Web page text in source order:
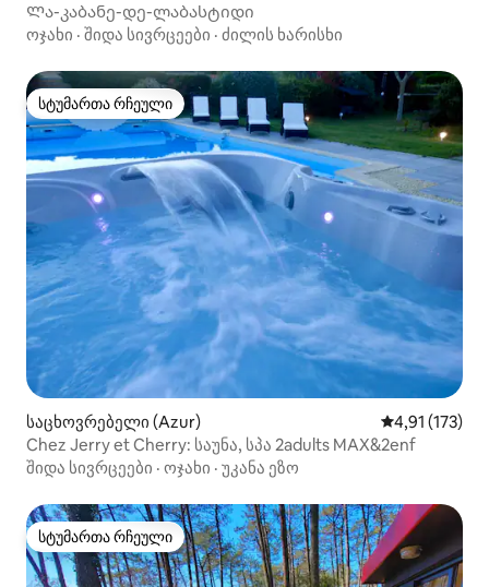
Ლა-კაბანე-დე-ლაბასტიდი
ოჯახი · შიდა სივრცეები · ძილის ხარისხი
სტუმართა რჩეული
სტუმართა რჩეული
საცხოვრებელი (Azur) საშუალო
4,91 (173)
Chez Jerry et Cherry: საუნა, სპა 2adults MAX&2enf
შიდა სივრცეები · ოჯახი · უკანა ეზო
სტუმართა რჩეული
სტუმართა რჩეული